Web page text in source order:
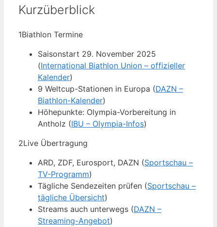
Kurzüberblick
1Biathlon Termine
Saisonstart 29. November 2025
(International Biathlon Union – offizieller
Kalender)
9 Weltcup-Stationen in Europa (DAZN –
Biathlon-Kalender)
Höhepunkte: Olympia-Vorbereitung in
Antholz (IBU – Olympia-Infos)
2Live Übertragung
ARD, ZDF, Eurosport, DAZN (Sportschau –
TV-Programm)
Tägliche Sendezeiten prüfen (Sportschau –
tägliche Übersicht)
Streams auch unterwegs (DAZN –
Streaming-Angebot)